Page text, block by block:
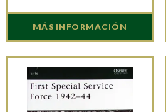
MÁS INFORMACIÓN